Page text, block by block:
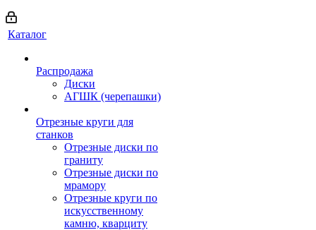
Каталог
Распродажа
Диски
АГШК (черепашки)
Отрезные круги для
станков
Отрезные диски по
граниту
Отрезные диски по
мрамору
Отрезные круги по
искусственному
камню, кварциту